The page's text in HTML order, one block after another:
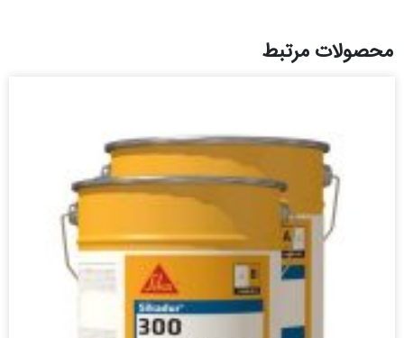
محصولات مرتبط